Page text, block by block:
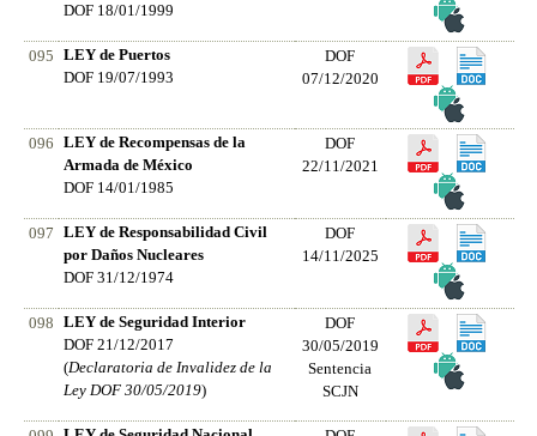
DOF 18/01/1999
095
LEY de Puertos
DOF 19/07/1993
DOF
07/12/2020
096
LEY de Recompensas de la
Armada de México
DOF 14/01/1985
DOF
22/11/2021
097
LEY de Responsabilidad Civil
por Daños Nucleares
DOF 31/12/1974
DOF
14/11/2025
098
LEY de Seguridad Interior
DOF 21/12/2017
(Declaratoria de Invalidez de la
Ley DOF 30/05/2019)
DOF
30/05/2019
Sentencia
SCJN